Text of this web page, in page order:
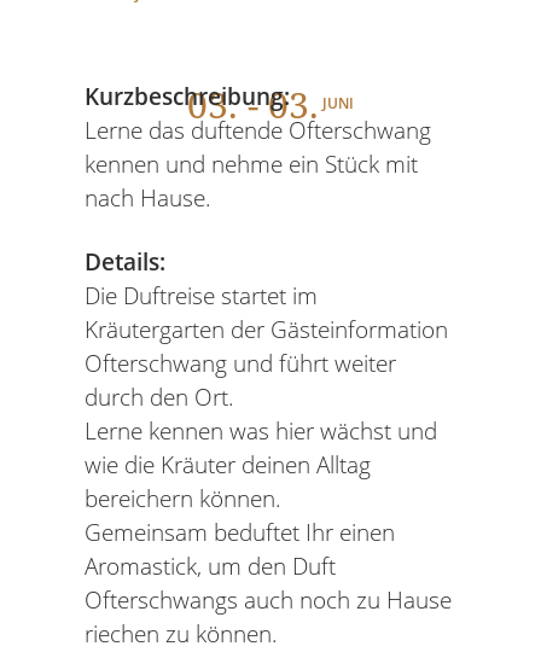
03. - 03. JUNI
Kurzbeschreibung:
Lerne das duftende Ofterschwang
kennen und nehme ein Stück mit
nach Hause.
Details:
Die Duftreise startet im
Kräutergarten der Gästeinformation
Ofterschwang und führt weiter
durch den Ort.
Lerne kennen was hier wächst und
wie die Kräuter deinen Alltag
bereichern können.
Gemeinsam beduftet Ihr einen
Aromastick, um den Duft
Ofterschwangs auch noch zu Hause
riechen zu können.